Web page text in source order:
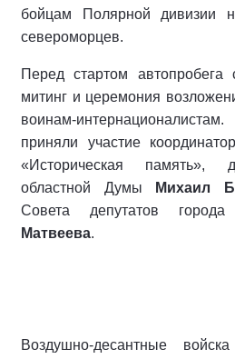
бойцам Полярной дивизии
североморцев.
Перед стартом автопробега
митинг и церемония
воинам-
приняли участие
«Историческая память»,
областной Думы
Михаил
Совета депутатов
Матвеева.
Воздушно-десантные